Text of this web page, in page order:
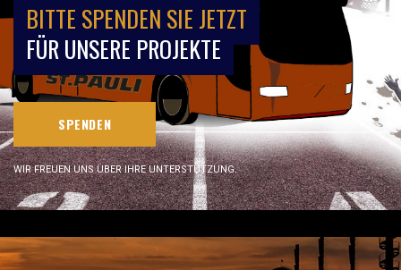
BITTE SPENDEN SIE JETZT
FÜR UNSERE PROJEKTE
SPENDEN
WIR FREUEN UNS ÜBER IHRE UNTERSTÜTZUNG.